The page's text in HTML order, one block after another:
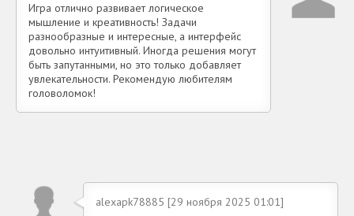
Игра отлично развивает логическое
мышление и креативность! Задачи
разнообразные и интересные, а интерфейс
довольно интуитивный. Иногда решения могут
быть запутанными, но это только добавляет
увлекательности. Рекомендую любителям
головоломок!
alexapk78885 [29 ноября 2025 01:01]